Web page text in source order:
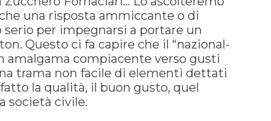
una risposta ammiccante o di
per impegnarsi a portare un
Questo ci fa capire che il “nazional-
amalgama compiacente verso gusti
trama non facile di elementi dettati
la qualità, il buon gusto, quel
società civile.